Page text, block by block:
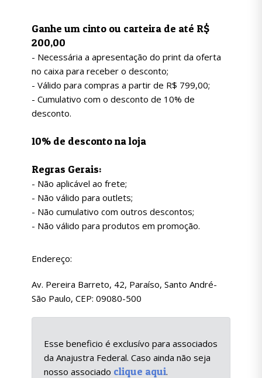
Ganhe um cinto ou carteira de até R$
200,00
- Necessária a apresentação do print da oferta
no caixa para receber o desconto;
- Válido para compras a partir de R$ 799,00;
- Cumulativo com o desconto de 10% de
desconto.
10% de desconto na loja
Regras Gerais:
- Não aplicável ao frete;
- Não válido para outlets;
- Não cumulativo com outros descontos;
- Não válido para produtos em promoção.
Endereço:
Av. Pereira Barreto, 42, Paraíso, Santo André-
São Paulo, CEP: 09080-500
Esse beneficio é exclusívo para associados
da Anajustra Federal. Caso ainda não seja
nosso associado clique aqui.